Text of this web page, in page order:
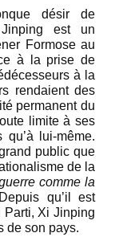
désir de
est un
Formose au
à la prise de
à la
rendaient des
permanent du
limite à ses
lui-même.
public que
de la
comme la
qu’il est
Parti, Xi Jinping
de son pays.